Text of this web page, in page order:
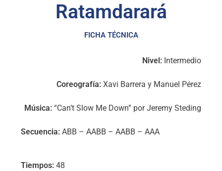
Ratamdarará
FICHA TÉCNICA
Nivel:Intermedio
Coreografía:Xavi Barrera y Manuel Pérez
Música:“Can’t Slow Me Down” por Jeremy Steding
Secuencia: ABB – AABB – AABB – AAA
Tiempos: 48